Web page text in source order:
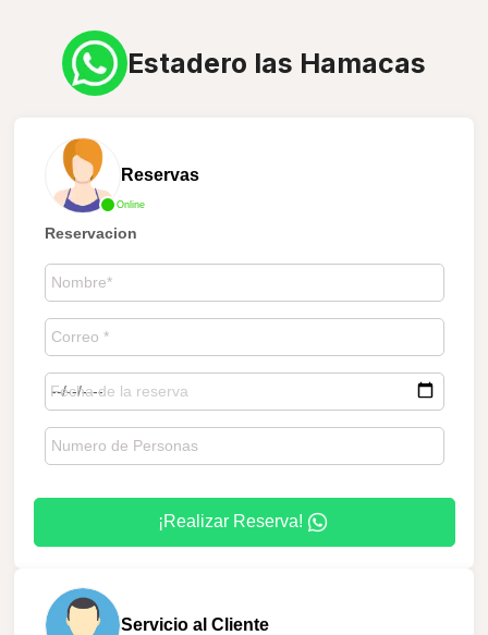
Estadero las Hamacas
Online
Reservas
Reservacion
¡Realizar Reserva!
Servicio al Cliente